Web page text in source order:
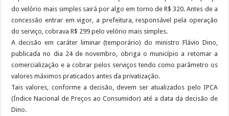
do velório mais simples sairá por algo em torno de R$ 320. Antes de a
concessão entrar em vigor, a prefeitura, responsável pela operação
do serviço, cobrava R$ 299 pelo velório mais simples.
A decisão em caráter liminar (temporário) do ministro Flávio Dino,
publicada no dia 24 de novembro, obriga o município a retomar a
comercialização e a cobrar pelos serviços tendo como parâmetro os
valores máximos praticados antes da privatização.
Tais valores, conforme a decisão, devem ser atualizados pelo IPCA
(Índice Nacional de Preços ao Consumidor) até a data da decisão de
Dino.